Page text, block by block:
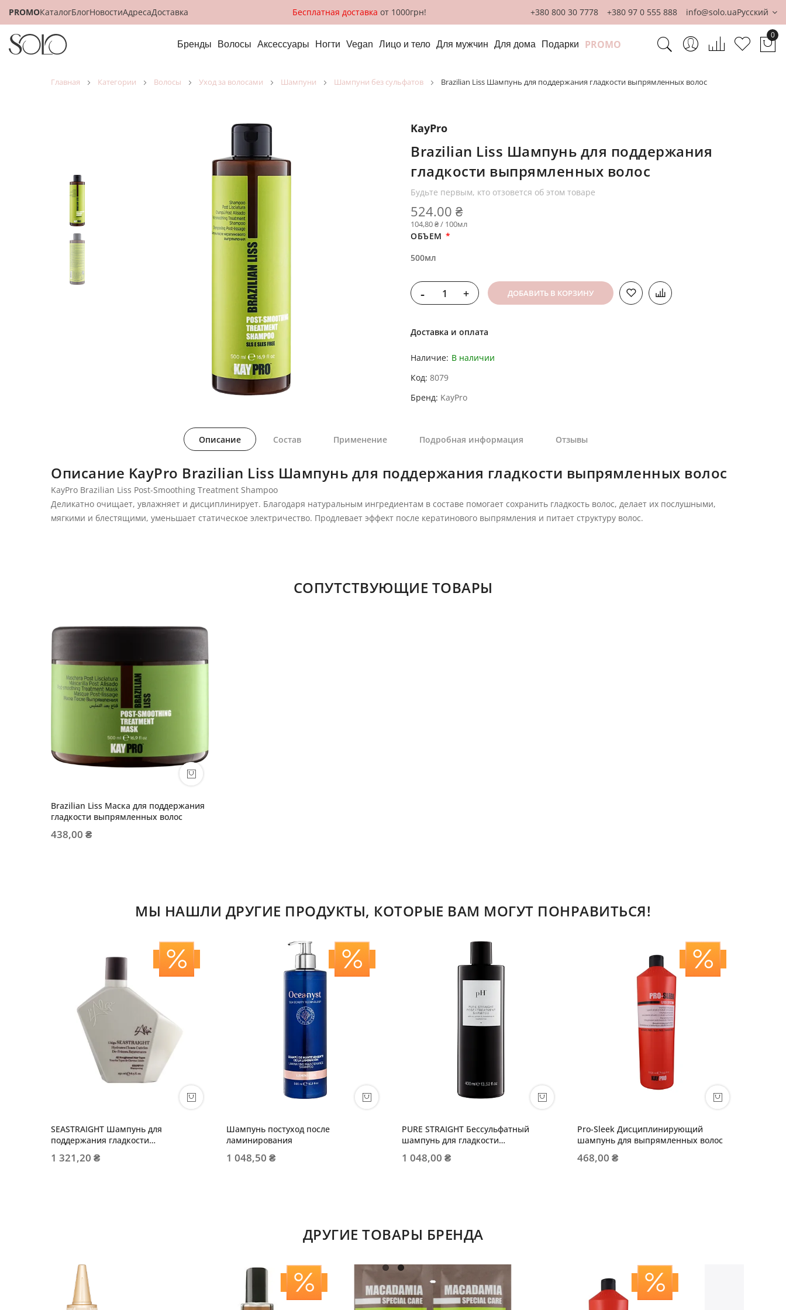
PROMOКаталогБлогНовостиАдресаДоставка Бесплатная доставка от 1000грн! +380 800 30 7778 +380 97 0 555 888 info@solo.uaРусский
Бренды Волосы Аксессуары Ногти Vegan Лицо и тело Для мужчин Для дома Подарки PROMO
0
главная категории волосы уход за волосами шампуни шампуни без сульфатов Brazilian Liss Шампунь для поддержания гладкости выпрямленных волос
KayPro
Brazilian Liss Шампунь для поддержания
гладкости выпрямленных волос
Будьте первым, кто отзовется об этом товаре
524.00 ₴
104,80 ₴ / 100мл
ОБЪЕМ
500мл
- + ДОБАВИТЬ В КОРЗИНУ
Доставка и оплата
Наличие: В наличии
Код 8079
Бренд KayPro
Описание
Описание KayPro Brazilian Liss Шампунь для поддержания гладкости выпрямленных волос
KayPro Brazilian Liss Post-Smoothing Treatment Shampoo
Деликатно очищает, увлажняет и дисциплинирует. Благодаря натуральным ингредиентам в составе помогает сохранить гладкость волос, делает их послушными,
мягкими и блестящими, уменьшает статическое электричество. Продлевает эффект после кератинового выпрямления и питает структуру волос.
Состав Применение Подробная информация Отзывы
СОПУТСТВУЮЩИЕ ТОВАРЫ
Brazilian Liss Маска для поддержания
гладкости выпрямленных волос
438,00 ₴
МЫ НАШЛИ ДРУГИЕ ПРОДУКТЫ, КОТОРЫЕ ВАМ МОГУТ ПОНРАВИТЬСЯ!
SEASTRAIGHT Шампунь для
поддержания гладкости
1 321,20 ₴
Шампунь постуход после
ламинирования
1 048,50 ₴
PURE STRAIGHT Бессульфатный
шампунь для гладкости
1 048,00 ₴
Pro-Sleek Дисциплинирующий
шампунь для выпрямленных волос
468,00 ₴
ДРУГИЕ ТОВАРЫ БРЕНДА